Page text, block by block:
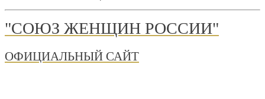
"СОЮЗ ЖЕНЩИН РОССИИ"
ОФИЦИАЛЬНЫЙ САЙТ